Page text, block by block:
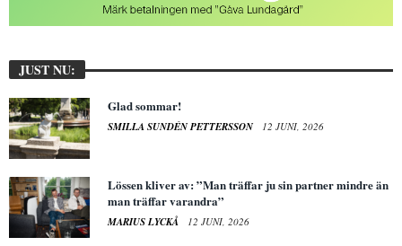
JUST NU:
Glad sommar!
SMILLA SUNDÉN PETTERSSON 12 JUNI, 2026
Lössen kliver av: ”Man träffar ju sin partner mindre än
man träffar varandra”
MARIUS LYCKÅ 12 JUNI, 2026